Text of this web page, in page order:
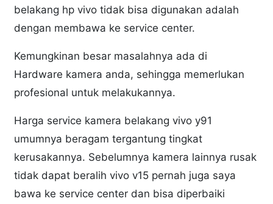
belakang hp vivo tidak bisa digunakan adalah
dengan membawa ke service center.
Kemungkinan besar masalahnya ada di
Hardware kamera anda, sehingga memerlukan
profesional untuk melakukannya.
Harga service kamera belakang vivo y91
umumnya beragam tergantung tingkat
kerusakannya. Sebelumnya kamera lainnya rusak
tidak dapat beralih vivo v15 pernah juga saya
bawa ke service center dan bisa diperbaiki